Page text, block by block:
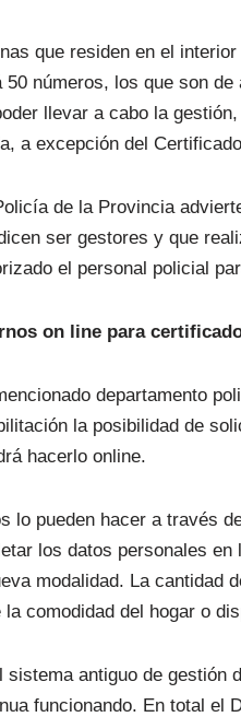
que residen en el
50 números, los que son
llevar a cabo la
a excepción del
de la Provincia
ser gestores y que
el personal policial
on line para
departamento
la posibilidad de
hacerlo online.
lo pueden hacer a través
los datos personales
modalidad. La cantidad
la comodidad del hogar o
sistema antiguo de gestión
funcionando. En total el